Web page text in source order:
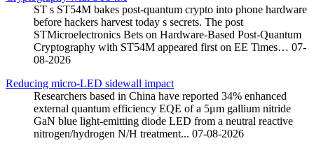
ST s ST54M bakes post-quantum crypto into phone hardware
before hackers harvest today s secrets. The post
STMicroelectronics Bets on Hardware-Based Post-Quantum
Cryptography with ST54M appeared first on EE Times… 07-
08-2026
Reducing micro-LED sidewall impact
Researchers based in China have reported 34% enhanced
external quantum efficiency EQE of a 5μm gallium nitride
GaN blue light-emitting diode LED from a neutral reactive
nitrogen/hydrogen N/H treatment... 07-08-2026